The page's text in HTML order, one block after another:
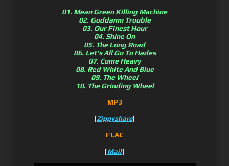
01. Mean Green Killing Machine
02. Goddamn Trouble
03. Our Finest Hour
04. Shine On
05. The Long Road
06. Let's All Go To Hades
07. Come Heavy
08. Red White And Blue
09. The Wheel
10. The Grinding Wheel
MP3
[Zippyshare]
FLAC
[Mail]